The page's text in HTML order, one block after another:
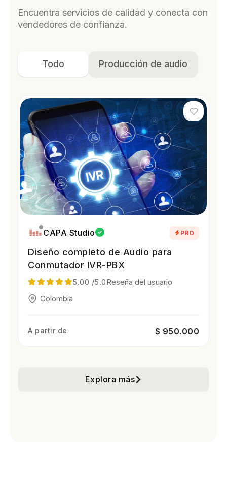
Encuentra servicios de calidad y conecta con
vendedores de confianza.
Todo Producción de audio
CAPA Studio PRO
Diseño completo de Audio para
Conmutador IVR-PBX
5.00 /5.0Reseña del usuario
Colombia
A partir de $ 950.000
Explora más